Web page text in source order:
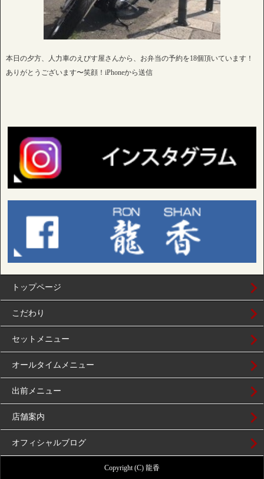
本日の夕方、人力車のえびす屋さんから、お弁当の予約を18個頂いています！
ありがとうございます〜笑顔！iPhoneから送信
トップページ
こだわり
セットメニュー
オールタイムメニュー
出前メニュー
店舗案内
オフィシャルブログ
Copyright (C) 龍香